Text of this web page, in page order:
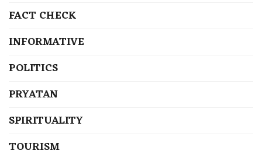
FACT CHECK
INFORMATIVE
POLITICS
PRYATAN
SPIRITUALITY
TOURISM